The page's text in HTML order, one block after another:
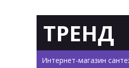
ТРЕНД
Интернет-магазин